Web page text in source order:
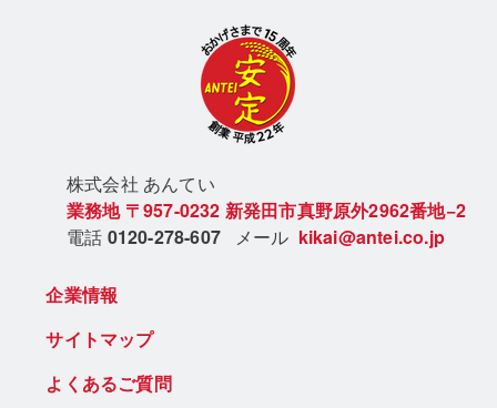
株式会社 あんてい
業務地 〒957-0232 新発田市真野原外2962番地−2
電話 0120-278-607 メール kikai@antei.co.jp
企業情報
サイトマップ
よくあるご質問